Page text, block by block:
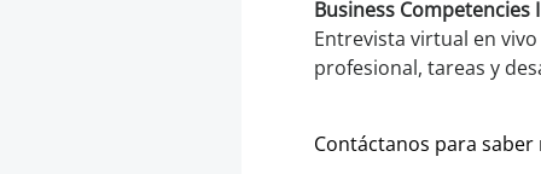
Business Competencies
Entrevista virtual en
profesional, tareas y
Contáctanos para saber